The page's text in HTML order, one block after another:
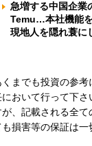
急増する中国企業
Temu…本社機能
現地人を隠れ蓑に
までも投資の参
おいて行って下
、記載される全
損害等の保証は